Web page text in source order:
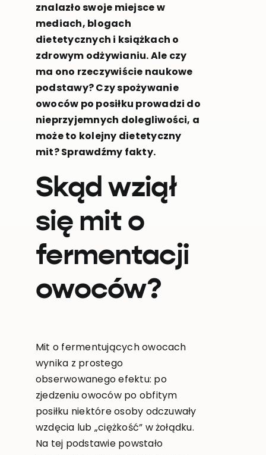
znalazło swoje miejsce w
mediach, blogach
dietetycznych i książkach o
zdrowym odżywianiu. Ale czy
ma ono rzeczywiście naukowe
podstawy? Czy spożywanie
owoców po posiłku prowadzi do
nieprzyjemnych dolegliwości, a
może to kolejny dietetyczny
mit? Sprawdźmy fakty.
Skąd wziął
się mit o
fermentacji
owoców?
Mit o fermentujących owocach
wynika z prostego
obserwowanego efektu: po
zjedzeniu owoców po obfitym
posiłku niektóre osoby odczuwały
wzdęcia lub „ciężkość” w żołądku.
Na tej podstawie powstało